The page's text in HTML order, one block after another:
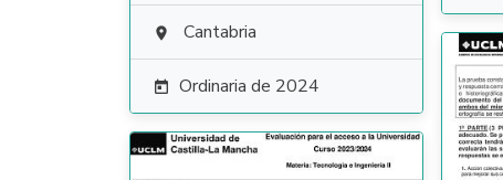
 Cantabria
 Ordinaria de 2024